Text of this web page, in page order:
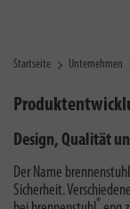
Startseite Unternehmen
Design, Qualität
Der Name brennenstuhl
Sicherheit.
®